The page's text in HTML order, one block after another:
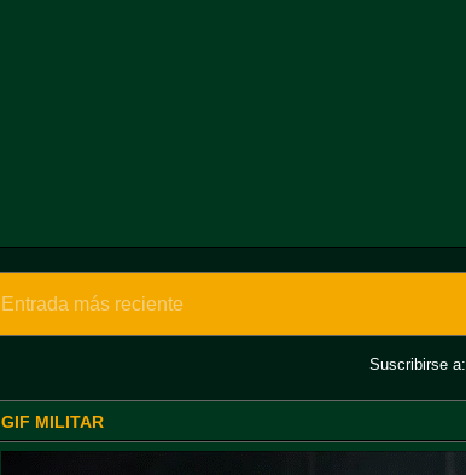
Entrada más reciente
Suscribirse a:
GIF MILITAR